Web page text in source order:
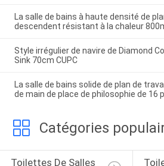
La salle de bains à haute densité de
descendent résistant à la chaleur
Style irrégulier de navire de Diamond
Sink 70cm CUPC
La salle de bains solide de plan de
de main de place de philosophie de 16
Catégories
Toilettes De Salles